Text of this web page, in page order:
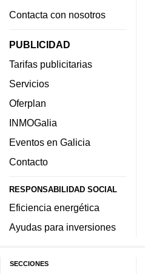
Contacta con nosotros
PUBLICIDAD
Tarifas publicitarias
Servicios
Oferplan
INMOGalia
Eventos en Galicia
Contacto
RESPONSABILIDAD SOCIAL
Eficiencia energética
Ayudas para inversiones
SECCIONES